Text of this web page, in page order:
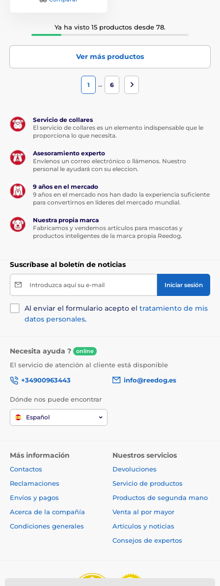
Ya ha visto 15 productos desde 78.
Ver más productos
1 … 6
Servicio de collares
El servicio de collares es un elemento indispensable que le
proporciona lo que necesita.
Asesoramiento experto
Envíenos un correo electrónico o llámenos. Nuestro
personal le ayudará con su eleccion.
9 años en el mercado
9 años en el mercado nos han dado la experiencia suficiente
para convertirnos en líderes del mercado mundial.
Nuestra propia marca
Fabricamos y vendemos artículos para mascotas y
productos inteligentes de la marca propia Reedog.
Suscríbase al boletín de noticias
Introduzca aquí su e-mail Iniciar sesión
Al enviar el formulario acepto el tratamiento de mis
datos personales.
Necesita ayuda ? online
El servicio de atención al cliente está disponible
+34900963443
info@reedog.es
Dónde nos puede encontrar
Español
Más información
Contactos
Reclamaciones
Envíos y pagos
Acerca de la compañía
Condiciones generales
Nuestros servicios
Devoluciones
Servicio de productos
Productos de segunda mano
Venta al por mayor
Artículos y noticias
Consejos de expertos